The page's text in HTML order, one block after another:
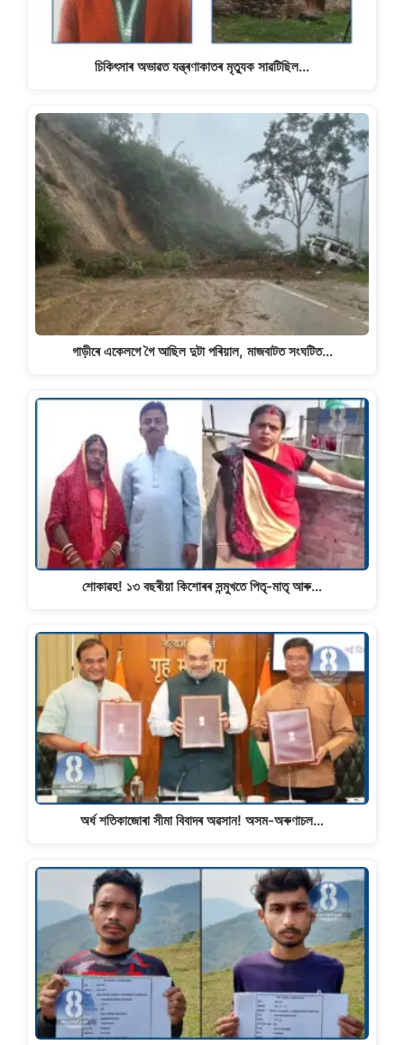
চিকিৎসাৰ অভাৱত যন্ত্ৰণাকাতৰ মৃত্যুক সাৱটিছিল…
গাড়ীৰে একেলগে গৈ আছিল দুটা পৰিয়াল, মাজবাটত সংঘটিত…
শােকাৱহ! ১৩ বছৰীয়া কিশােৰৰ সন্মুখতে পিতৃ-মাতৃ আৰু…
অৰ্ধ শতিকাজোৰা সীমা বিবাদৰ অৱসান! অসম-অৰুণাচল…